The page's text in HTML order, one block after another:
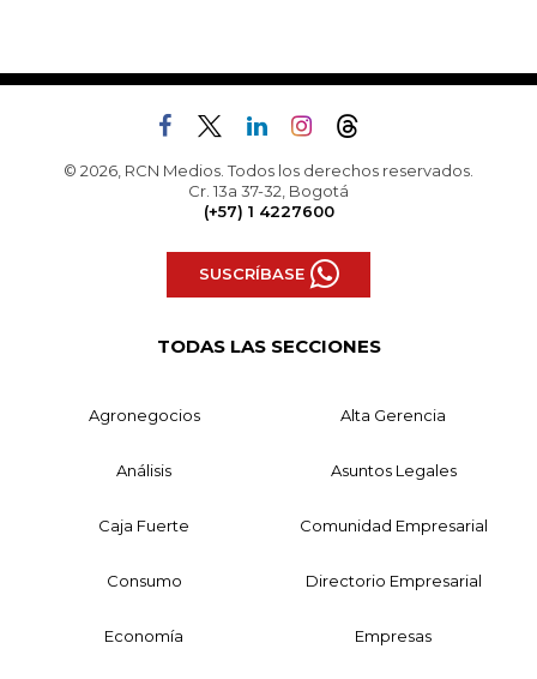
© 2026, RCN Medios. Todos los derechos reservados.
Cr. 13a 37-32, Bogotá
(+57) 1 4227600
SUSCRÍBASE
TODAS LAS SECCIONES
Agronegocios Alta Gerencia
Análisis Asuntos Legales
Caja Fuerte Comunidad Empresarial
Consumo Directorio Empresarial
Economía Empresas